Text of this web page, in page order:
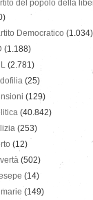
del popolo della
Democratico (1.034)
(1.188)
(2.781)
(25)
(129)
(40.842)
(253)
(12)
(502)
(14)
(149)